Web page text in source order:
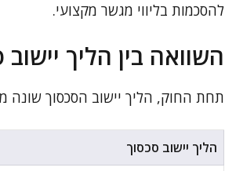
להסכמות בליווי מגשר מקצועי.
השוואה בין הליך
תחת החוק, הליך יישוב הסכסוך שונה
הליך יישוב סכסוך